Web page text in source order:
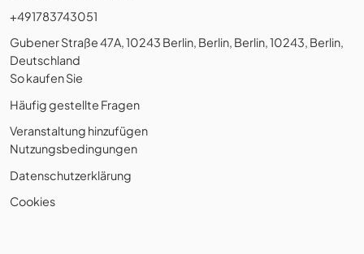
+491783743051
Gubener Straße 47A, 10243 Berlin, Berlin, Berlin, 10243, Berlin,
Deutschland
So kaufen Sie
Häufig gestellte Fragen
Veranstaltung hinzufügen
Nutzungsbedingungen
Datenschutzerklärung
Cookies